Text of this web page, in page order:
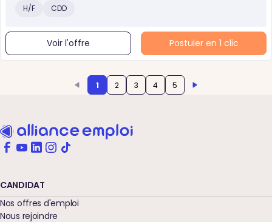
H/F
CDD
Voir l'offre Postuler en 1 clic
1 2 3 4 5
CANDIDAT
Nos offres d'emploi
Nous rejoindre